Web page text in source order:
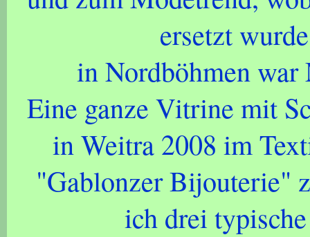
ersetzt
in Nordböhmen war
Eine ganze Vitrine mit
in Weitra 2008 im
"Gablonzer Bijouterie"
ich drei